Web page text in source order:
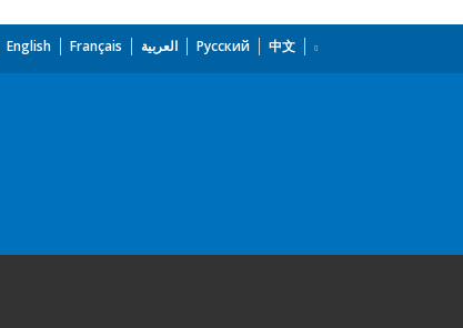
English Français العربية Русский 中文